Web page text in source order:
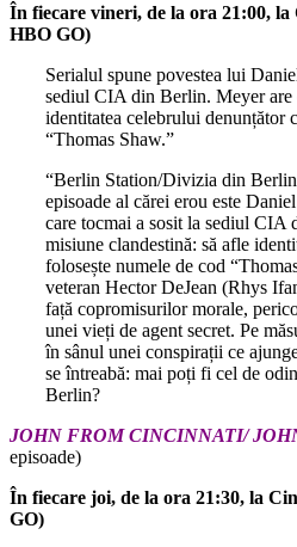
În fiecare vineri, de la ora 21:00,
HBO GO)
Serialul spune povestea lui
sediul CIA din Berlin. Meyer are
identitatea celebrului denunțător
“Thomas Shaw.”
“Berlin Station/Divizia din
episoade al cărei erou este
care tocmai a sosit la sediul CIA
misiune clandestină: să afle
folosește numele de cod
veteran Hector DeJean (Rhys
față copromisurilor morale,
unei vieți de agent secret. Pe
în sânul unei conspirații ce
se întreabă: mai poți fi cel de
Berlin?
JOHN FROM CINCINNATI/
episoade)
În fiecare joi, de la ora 21:30, la
GO)